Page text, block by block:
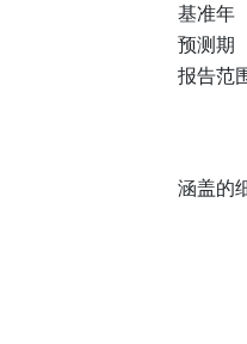
基准年
预测期
报告范
涵盖的